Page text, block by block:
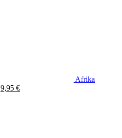
Afrika
Original
9,95 €Current